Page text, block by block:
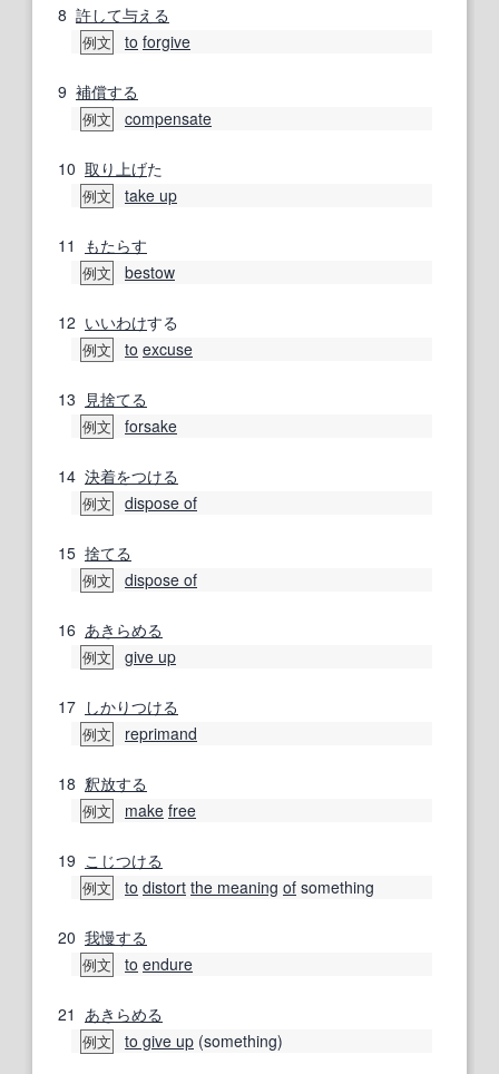
8 許して与える
例文 to forgive
9 補償する
例文 compensate
10 取り上げた
例文 take up
11 もたらす
例文 bestow
12 いいわけする
例文 to excuse
13 見捨てる
例文 forsake
14 決着をつける
例文 dispose of
15 捨てる
例文 dispose of
16 あきらめる
例文 give up
17 しかりつける
例文 reprimand
18 釈放する
例文 make free
19 こじつける
例文 to distort the meaning of something
20 我慢する
例文 to endure
21 あきらめる
例文 to give up (something)